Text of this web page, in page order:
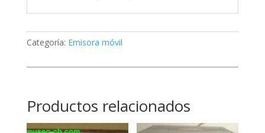
Categoría: Emisora móvil
Productos relacionados